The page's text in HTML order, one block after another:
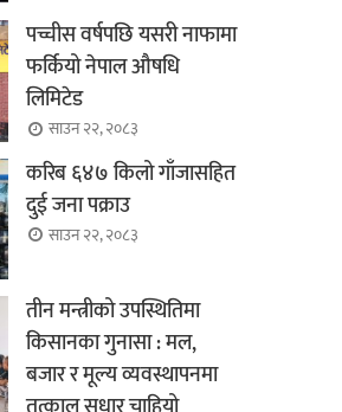
पच्चीस वर्षपछि यसरी नाफामा
फर्कियो नेपाल औषधि
लिमिटेड
साउन २२, २०८३
करिब ६४७ किलो गाँजासहित
दुई जना पक्राउ
साउन २२, २०८३
तीन मन्त्रीको उपस्थितिमा
किसानका गुनासा : मल,
बजार र मूल्य व्यवस्थापनमा